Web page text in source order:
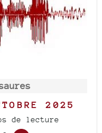
2025
de lecture